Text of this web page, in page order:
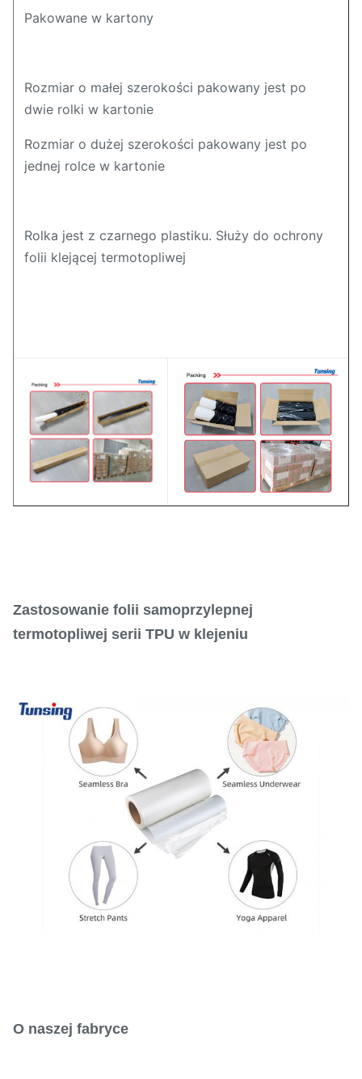
Pakowane w kartony
Rozmiar o małej szerokości pakowany jest po
dwie rolki w kartonie
Rozmiar o dużej szerokości pakowany jest po
jednej rolce w kartonie
Rolka jest z czarnego plastiku. Służy do ochrony
folii klejącej termotopliwej
Zastosowanie folii samoprzylepnej
termotopliwej serii TPU w klejeniu
O naszej fabryce